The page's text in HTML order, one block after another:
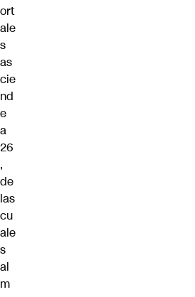
ort
ale
s
as
cie
nd
e
a
26
,
de
las
cu
ale
s
al
m